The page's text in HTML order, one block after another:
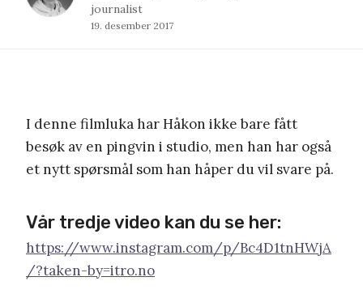
journalist
19. desember 2017
I denne filmluka har Håkon ikke bare fått
besøk av en pingvin i studio, men han har også
et nytt spørsmål som han håper du vil svare på.
Vår tredje video kan du se her:
https://www.instagram.com/p/Bc4D1tnHWjA
/?taken-by=itro.no